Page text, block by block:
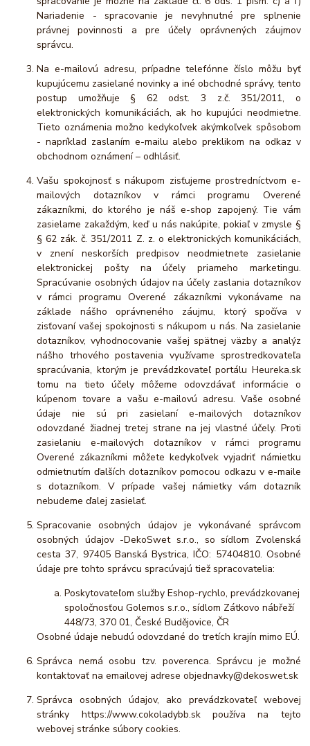
Nariadenie - spracovanie je nevyhnutné pre splnenie
právnej povinnosti a pre účely oprávnených záujmov
správcu.
Na e-mailovú adresu, prípadne telefónne číslo môžu byť
kupujúcemu zasielané novinky a iné obchodné správy, tento
postup umožňuje § 62 odst. 3 z.č. 351/2011, o
elektronických komunikáciách, ak ho kupujúci neodmietne.
Tieto oznámenia možno kedykoľvek akýmkoľvek spôsobom
- napríklad zaslaním e-mailu alebo preklikom na odkaz v
obchodnom oznámení – odhlásiť.
Vašu spokojnosť s nákupom zisťujeme prostredníctvom e-
mailových dotazníkov v rámci programu Overené
zákazníkmi, do ktorého je náš e-shop zapojený. Tie vám
zasielame zakaždým, keď u nás nakúpite, pokiaľ v zmysle §
§ 62 zák. č. 351/2011 Z. z. o elektronických komunikáciách,
v znení neskorších predpisov neodmietnete zasielanie
elektronickej pošty na účely priameho marketingu.
Spracúvanie osobných údajov na účely zaslania dotazníkov
v rámci programu Overené zákazníkmi vykonávame na
základe nášho oprávneného záujmu, ktorý spočíva v
zisťovaní vašej spokojnosti s nákupom u nás. Na zasielanie
dotazníkov, vyhodnocovanie vašej spätnej väzby a analýz
nášho trhového postavenia využívame sprostredkovateľa
spracúvania, ktorým je prevádzkovateľ portálu Heureka.sk
tomu na tieto účely môžeme odovzdávať informácie o
kúpenom tovare a vašu e-mailovú adresu. Vaše osobné
údaje nie sú pri zasielaní e-mailových dotazníkov
odovzdané žiadnej tretej strane na jej vlastné účely. Proti
zasielaniu e-mailových dotazníkov v rámci programu
Overené zákazníkmi môžete kedykoľvek vyjadriť námietku
odmietnutím ďalších dotazníkov pomocou odkazu v e-maile
s dotazníkom. V prípade vašej námietky vám dotazník
nebudeme ďalej zasielať.
Spracovanie osobných údajov je vykonávané správcom
osobných údajov -DekoSwet s.r.o., so sídlom Zvolenská
cesta 37, 97405 Banská Bystrica, IČO: 57404810. Osobné
údaje pre tohto správcu spracúvajú tiež spracovatelia:
Poskytovateľom služby Eshop-rychlo, prevádzkovanej
spoločnosťou Golemos s.r.o., sídlom Zátkovo nábřeží
448/73, 370 01, České Budějovice, ČR
Osobné údaje nebudú odovzdané do tretích krajín mimo EÚ.
Správca nemá osobu tzv. poverenca. Správcu je možné
kontaktovať na emailovej adrese objednavky@dekoswet.sk
Správca osobných údajov, ako prevádzkovateľ webovej
stránky https://www.cokoladybb.sk používa na tejto
webovej stránke súbory cookies.